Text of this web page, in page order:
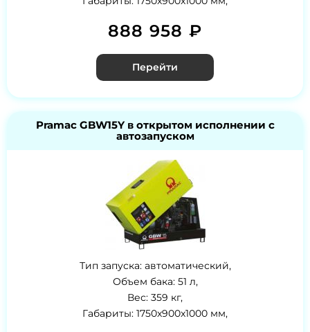
888 958 ₽
Перейти
Pramac GBW15Y в открытом исполнении с
автозапуском
Тип запуска: автоматический,
Объем бака: 51 л,
Вес: 359 кг,
Габариты: 1750x900x1000 мм,